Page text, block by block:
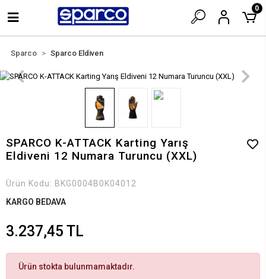
0
Sparco Sparco Eldiven
SPARCO K-ATTACK Karting Yarış
Eldiveni 12 Numara Turuncu (XXL)
Ürün Kodu: BKG0004B0K04012
KARGO BEDAVA
3.237,45 TL
Ürün stokta bulunmamaktadır.